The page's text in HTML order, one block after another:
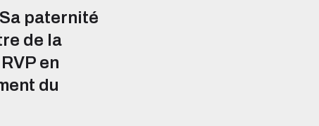
paternité
de la
en
du